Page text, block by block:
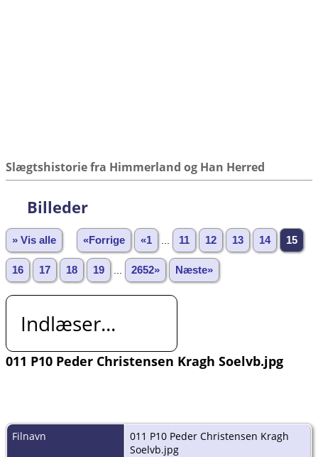
Slægtshistorie fra Himmerland og Han Herred
Billeder
» Vis alle «Forrige «1 11 12 13 14 15
16 17 18 19 2652» Næste»
Indlæser...
011 P10 Peder Christensen Kragh Soelvb.jpg
Filnavn
011 P10 Peder Christensen Kragh
Soelvb.jpg